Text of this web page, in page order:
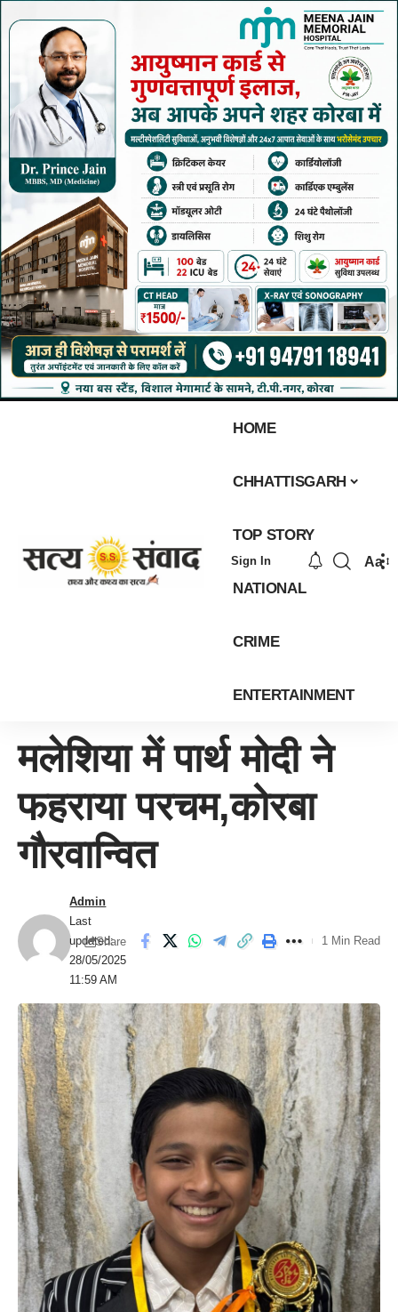
HOME
CHHATTISGARH
TOP STORY
NATIONAL
CRIME
ENTERTAINMENT
Sign In Aa
मलेशिया में पार्थ मोदी ने
फहराया परचम,कोरबा
गौरवान्वित
Last
updated:
28/05/2025
11:59 AM
Admin
Share 1 Min Read